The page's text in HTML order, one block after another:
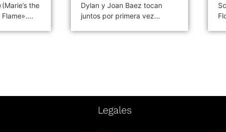
tocan
vez...
Scott Alan Stapp en Orlando,
Florida, Estados Unidos. Es...
Legales